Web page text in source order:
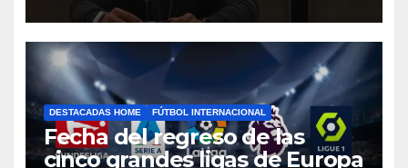
DESTACADAS HOME FÚTBOL INTERNACIONAL
Fecha del regreso de las
cinco grandes ligas de Europa